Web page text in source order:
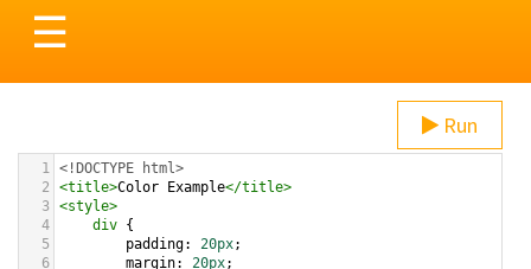
Toggle
navigation
☰
Run
1 <!DOCTYPE html>
2
<title>Color Example</title>
3 <style>
4
div {
5
padding: 20px;
6
margin: 20px;